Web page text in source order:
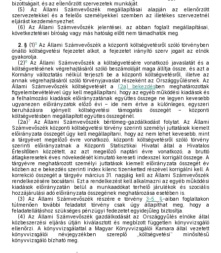
bizottságait, és az ellenőrzött szervezetek munkáját.
(5) Az Állami Számvevőszék megállapításai alapján az ellenőrzött
szervezetekkel és a felelős személyekkel szemben az illetékes szervezetnél
eljárást kezdeményezhet.
(6) Az Állami Számvevőszék jelentései, az abban foglalt megállapításai,
következtetései bíróság vagy más hatóság előtt nem támadhatók meg.
2. § (1)5 Az Állami Számvevőszék a központi költségvetésről szóló törvényben
önálló költségvetési fejezetet alkot, a fejezetet irányító szerv jogait az elnök
gyakorolja.
(2)6
Az Állami Számvevőszék a költségvetésére vonatkozó javaslatát és a
költségvetésének végrehajtásáról szóló beszámolóját maga állítja össze, és azt a
Kormány változtatás nélkül terjeszti be a központi költségvetésről, illetve az
annak végrehajtásáról szóló törvényjavaslat részeként az Országgyűlésnek. Az
Állami Számvevőszék költségvetését a
(2a) bekezdésben meghatározottak
figyelembevételével úgy kell megállapítani, hogy az egyéb működési kiadások és
a felhalmozási kiadások előirányzatának együttes összege ne legyen kevesebb
ugyanezen előirányzatok előző évi – ide nem értve a különleges, egyszeri
beruházásra igényelt költségvetési támogatás összegét – központi
költségvetésben megállapított együttes összegénél.
(2a)7
Az Állami Számvevőszék bértömeg-gazdálkodást folytat. Az Állami
Számvevőszék központi költségvetési törvény szerinti személyi juttatások kiemelt
előirányzata összegét úgy kell megállapítani, hogy az nem lehet kevesebb, mint
a tárgyévet megelőző évre vonatkozó, központi költségvetésről szóló törvény
szerinti előirányzatnak a Központi Statisztikai Hivatal által a Hivatalos
Értesítőben közzétett, az azt megelőző naptári évre vonatkozó, a bruttó
átlagkeresetek éves növekedését kimutató kereseti indexszel korrigált összege. A
tárgyévre meghatározott személyi juttatások kiemelt előirányzata összegét év
közben az e bekezdés szerinti index kilenc tizenketted részével korrigálni kell. A
korrekció összegét a tárgyév március 31. napjáig kell az Állami Számvevőszék
rendelkezésére bocsátani. Ezt a rendelkezést kell alkalmazni az egyéb működési
kiadások előirányzatán belül a munkaadókat terhelő járulékok és szociális
hozzájárulási adó előirányzata összegének meghatározása esetében is.
(3) Az Állami Számvevőszék részére e törvény3–5. §-aiban foglaltakon
túlmenően további feladatot törvény csak úgy állapíthat meg, hogy a
feladatellátáshoz szükséges pénzügyi fedezetet egyidejűleg biztosítja.
(4) Az Állami Számvevőszék gazdálkodását az Országgyűlés elnöke által
közbeszerzési eljárás útján kiválasztott és megbízott független könyvvizsgáló
ellenőrzi. A könyvvizsgálattal a Magyar Könyvvizsgálói Kamara által vezetett
könyvvizsgálói névjegyzékben szereplő „költségvetési” minősítésű
könyvvizsgáló bízható meg.